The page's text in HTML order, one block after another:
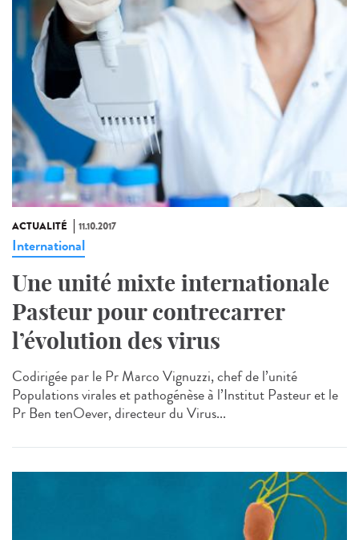
ACTUALITÉ 11.10.2017
International
Une unité mixte internationale
Pasteur pour contrecarrer
l’évolution des virus
Codirigée par le Pr Marco Vignuzzi, chef de l’unité
Populations virales et pathogénèse à l’Institut Pasteur et le
Pr Ben tenOever, directeur du Virus...